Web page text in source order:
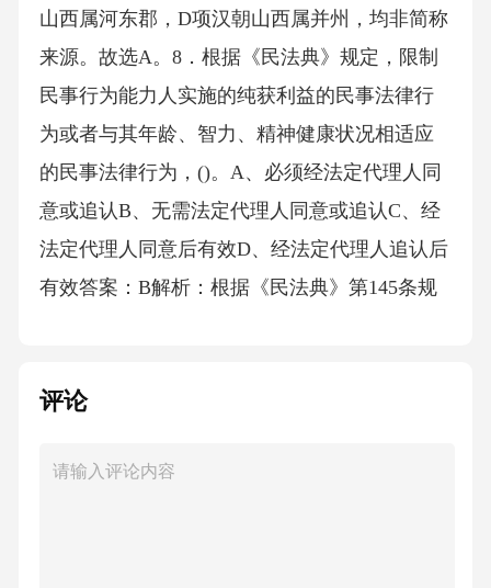
山西属河东郡，D项汉朝山西属并州，均非简称
来源。故选A。8．根据《民法典》规定，限制
民事行为能力人实施的纯获利益的民事法律行
为或者与其年龄、智力、精神健康状况相适应
的民事法律行为，()。A、必须经法定代理人同
意或追认B、无需法定代理人同意或追认C、经
法定代理人同意后有效D、经法定代理人追认后
有效答案：B解析：根据《民法典》第145条规
况相适应的民事法律行为，不必经法定代理人
规定。故选B。9．文艺复兴时期，意大利诗人
评论